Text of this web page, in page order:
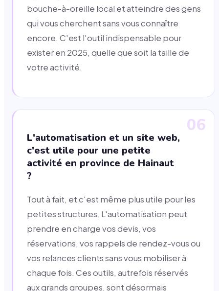
bouche-à-oreille local et atteindre des gens
qui vous cherchent sans vous connaître
encore. C'est l'outil indispensable pour
exister en 2025, quelle que soit la taille de
votre activité.
06
L'automatisation et un site web,
c'est utile pour une petite
activité en province de Hainaut
?
Tout à fait, et c'est même plus utile pour les
petites structures. L'automatisation peut
prendre en charge vos devis, vos
réservations, vos rappels de rendez-vous ou
vos relances clients sans vous mobiliser à
chaque fois. Ces outils, autrefois réservés
aux grands groupes, sont désormais